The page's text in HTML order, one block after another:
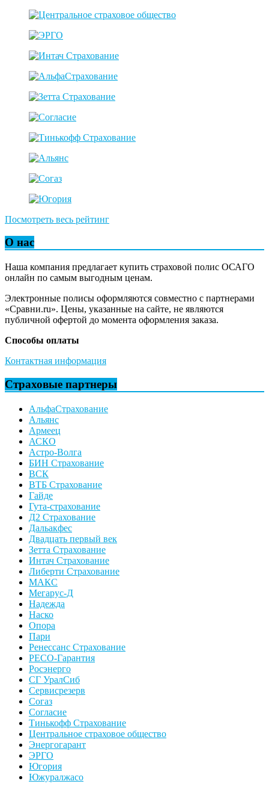
Посмотреть весь рейтинг
О нас
Наша компания предлагает купить страховой полис ОСАГО
онлайн по самым выгодным ценам.
Электронные полисы оформляются совместно с партнерами
«Сравни.ru». Цены, указанные на сайте, не являются
публичной офертой до момента оформления заказа.
Способы оплаты
Контактная информация
Страховые партнеры
АльфаСтрахование
Альянс
Армеец
АСКО
Астро-Волга
БИН Страхование
ВСК
ВТБ Страхование
Гайде
Гута-страхование
Д2 Страхование
Дальакфес
Двадцать первый век
Зетта Страхование
Интач Страхование
Либерти Страхование
МАКС
Мегарус-Д
Надежда
Наско
Опора
Пари
Ренессанс Страхование
РЕСО-Гарантия
Росэнерго
СГ УралСиб
Сервисрезерв
Согаз
Согласие
Тинькофф Страхование
Центральное страховое общество
Энергогарант
ЭРГО
Югория
Южуралжасо